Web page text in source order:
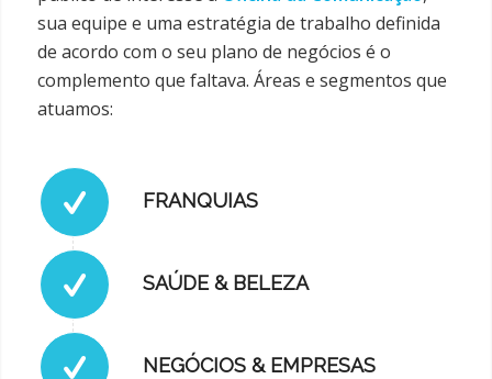
sua equipe e uma estratégia de trabalho definida
de acordo com o seu plano de negócios é o
complemento que faltava. Áreas e segmentos que
atuamos:
FRANQUIAS
SAÚDE & BELEZA
NEGÓCIOS & EMPRESAS